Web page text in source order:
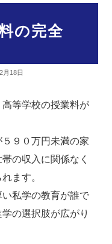
の完全
月18日
等学校の授業料が
９０万円未満の家
の収入に関係なく
ます。
私学の教育が誰で
の選択肢が広がり